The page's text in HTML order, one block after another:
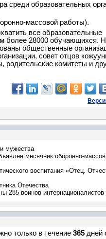
среди образовательных
массовой работы).
все образовательные
более 28000 обучающихся.
общественные
совет отцов
родительские комитеты и
мужества
месячник оборонно-
воспитания «Отец.
Отечества
285 воинов-интернационалистов
только в течение 365 дней